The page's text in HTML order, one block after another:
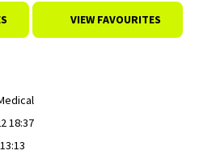
VIEW FAVOURITES
18:37